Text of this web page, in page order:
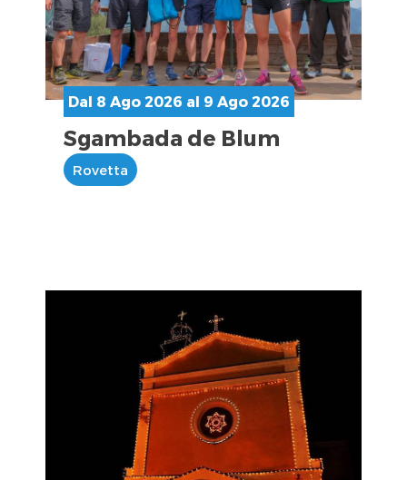
Dal 8 Ago 2026 al 9 Ago 2026
Sgambada de Blum
Rovetta